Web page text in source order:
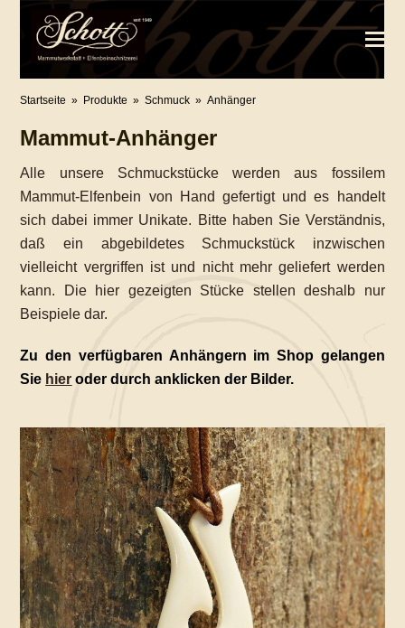
Startseite » Produkte » Schmuck » Anhänger
Mammut-Anhänger
Alle unsere Schmuckstücke werden aus fossilem
Mammut-Elfenbein von Hand gefertigt und es handelt
sich dabei immer Unikate. Bitte haben Sie Verständnis,
daß ein abgebildetes Schmuckstück inzwischen
vielleicht vergriffen ist und nicht mehr geliefert werden
kann. Die hier gezeigten Stücke stellen deshalb nur
Beispiele dar.
Zu den verfügbaren Anhängern im Shop gelangen
Sie hier oder durch anklicken der Bilder.